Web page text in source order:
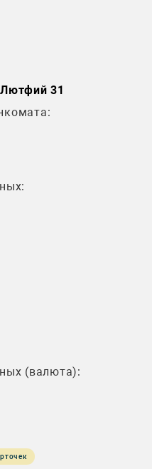
31
(валюта):